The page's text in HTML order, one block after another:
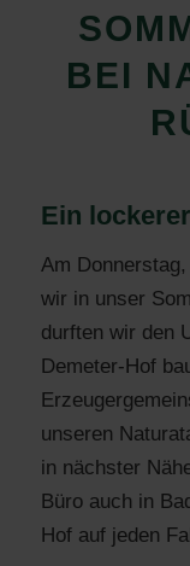
BEI
Ein
Am
wir in unser
durften wir den
Demeter-Hof
unseren
in nächster
Büro auch in
Hof auf jeden